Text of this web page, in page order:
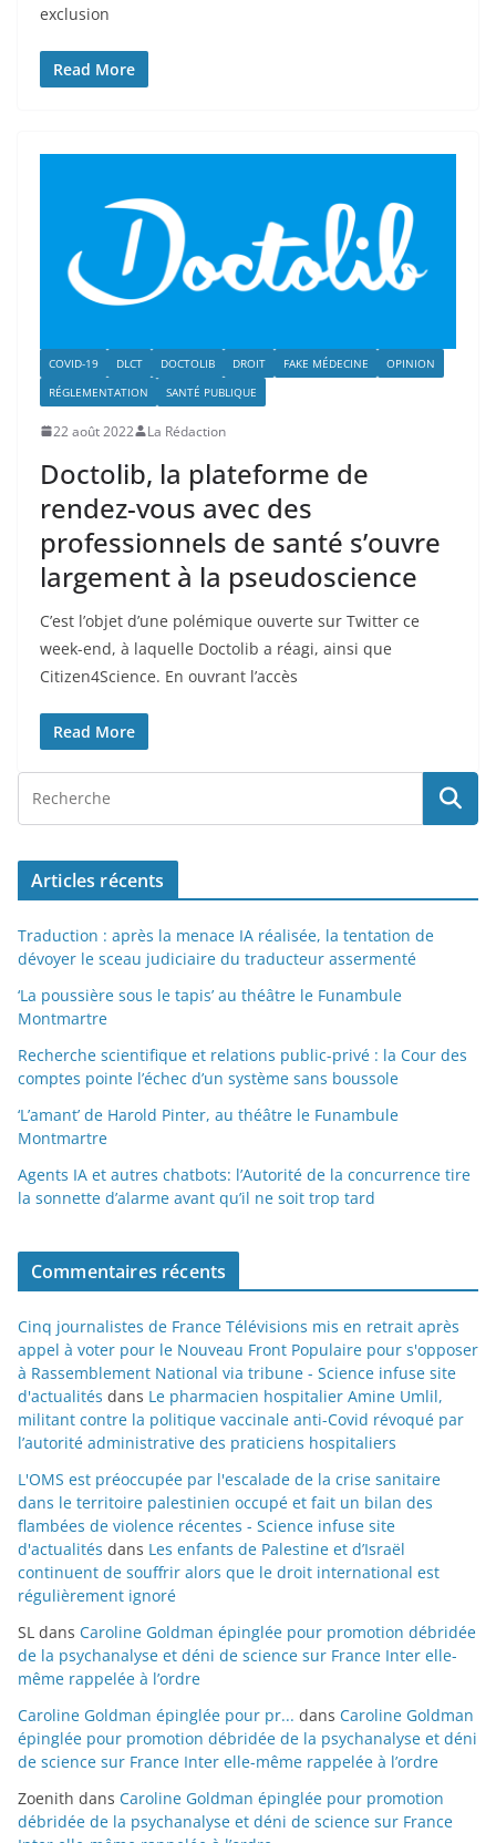
exclusion
Read More
COVID-19 DLCT DOCTOLIB DROIT FAKE MÉDECINE
OPINION
RÉGLEMENTATION
SANTÉ PUBLIQUE
22 août 2022 La Rédaction
Doctolib, la plateforme de
rendez-vous avec des
professionnels de santé s’ouvre
largement à la pseudoscience
C’est l’objet d’une polémique ouverte sur Twitter ce
week-end, à laquelle Doctolib a réagi, ainsi que
Citizen4Science. En ouvrant l’accès
Read More
Articles récents
Traduction : après la menace IA réalisée, la tentation de
dévoyer le sceau judiciaire du traducteur assermenté
‘La poussière sous le tapis’ au théâtre le Funambule
Montmartre
Recherche scientifique et relations public-privé : la Cour des
comptes pointe l’échec d’un système sans boussole
‘L’amant’ de Harold Pinter, au théâtre le Funambule
Montmartre
Agents IA et autres chatbots: l’Autorité de la concurrence tire
la sonnette d’alarme avant qu’il ne soit trop tard
Commentaires récents
Cinq journalistes de France Télévisions mis en retrait après
appel à voter pour le Nouveau Front Populaire pour s'opposer
à Rassemblement National via tribune - Science infuse site
d'actualités dans Le pharmacien hospitalier Amine Umlil,
militant contre la politique vaccinale anti-Covid révoqué par
l’autorité administrative des praticiens hospitaliers
L'OMS est préoccupée par l'escalade de la crise sanitaire
dans le territoire palestinien occupé et fait un bilan des
flambées de violence récentes - Science infuse site
d'actualités dans Les enfants de Palestine et d’Israël
continuent de souffrir alors que le droit international est
régulièrement ignoré
SL dans Caroline Goldman épinglée pour promotion débridée
de la psychanalyse et déni de science sur France Inter elle-
même rappelée à l’ordre
Caroline Goldman épinglée pour pr... dans Caroline Goldman
épinglée pour promotion débridée de la psychanalyse et déni
de science sur France Inter elle-même rappelée à l’ordre
Zoenith dans Caroline Goldman épinglée pour promotion
débridée de la psychanalyse et déni de science sur France